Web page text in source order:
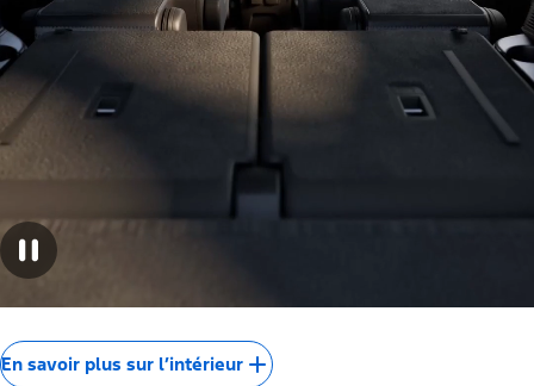
En savoir plus sur l’intérieur